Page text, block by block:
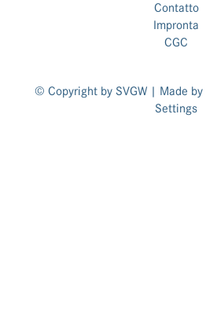
Contatto
Impronta
CGC
© Copyright by SVGW | Made by
Settings